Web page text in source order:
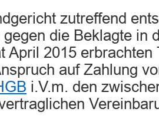
zutreffend
die Beklagte in
April 2015 erbrachten
auf Zahlung
i.V.m. den